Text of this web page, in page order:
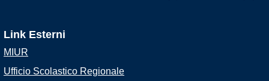
Link Esterni
MIUR
Ufficio Scolastico Regionale